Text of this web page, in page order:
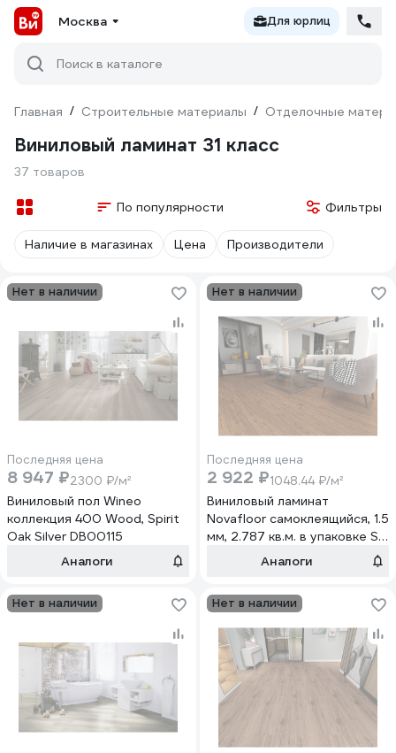
Москва Для юрлиц
Поиск в каталоге
Главная / Строительные материалы / Отделочные
Виниловый ламинат 31 класс
37 товаров
По популярности Фильтры
Наличие в магазинах Цена Производители
Нет в наличии
Последняя цена
8 947 ₽2300 ₽/м²
Виниловый пол Wineo
коллекция 400 Wood, Spirit
Oak Silver DB00115
Аналоги
Нет в наличии
Последняя цена
2 922 ₽1048.44 ₽/м²
Виниловый ламинат
Novafloor самоклеящийся, 1.5
мм, 2.787 кв.м. в упаковке S-
23 Дуб мокко/Oak Mocco
Аналоги
Нет в наличии Нет в наличии